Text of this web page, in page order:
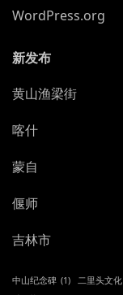
WordPress.org
新发布
黄山渔梁街
喀什
蒙自
偃师
吉林市
中山纪念碑 (1) 二里头文化